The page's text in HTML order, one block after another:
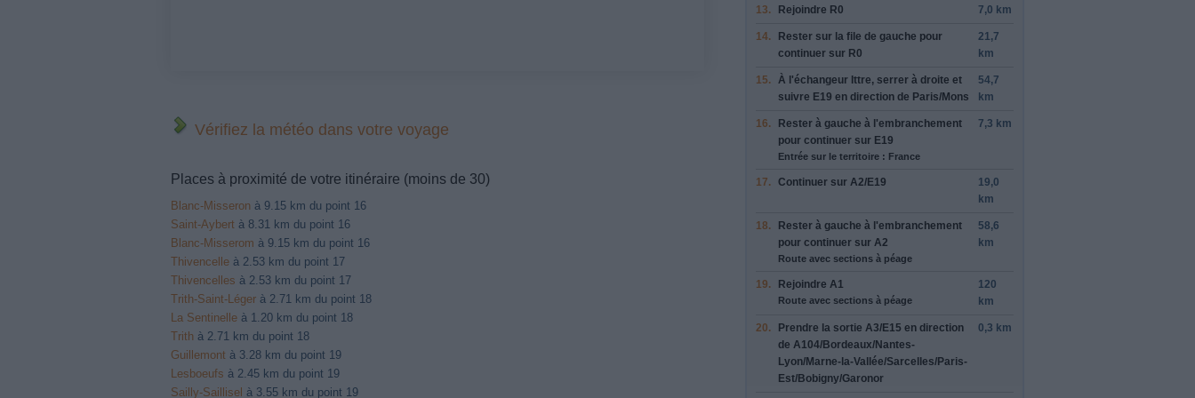
Vérifiez la météo dans votre voyage
Places à proximité de votre itinéraire (moins de 30)
Blanc-Misseron à 9.15 km du point 16
Saint-Aybert à 8.31 km du point 16
Blanc-Misserom à 9.15 km du point 16
Thivencelle à 2.53 km du point 17
Thivencelles à 2.53 km du point 17
Trith-Saint-Léger à 2.71 km du point 18
La Sentinelle à 1.20 km du point 18
Trith à 2.71 km du point 18
Guillemont à 3.28 km du point 19
Lesboeufs à 2.45 km du point 19
Sailly-Saillisel à 3.55 km du point 19
13. Rejoindre R0 7,0 km
14. Rester sur la file de gauche pour
continuer sur R0
21,7
km
15. À l'échangeur Ittre, serrer à droite et
suivre E19 en direction de Paris/Mons
54,7
km
16. Rester à gauche à l'embranchement
pour continuer sur E19
Entrée sur le territoire : France
7,3 km
17. Continuer sur A2/E19
19,0
km
18. Rester à gauche à l'embranchement
pour continuer sur A2
Route avec sections à péage
58,6
km
19. Rejoindre A1
Route avec sections à péage
120
km
20. Prendre la sortie A3/E15 en direction
de A104/Bordeaux/Nantes-
Lyon/Marne-la-Vallée/Sarcelles/Paris-
Est/Bobigny/Garonor
0,3 km